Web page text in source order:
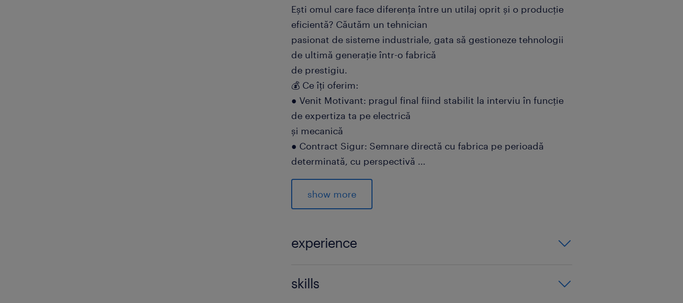
Ești omul care face diferența între un utilaj oprit și o producție
eficientă? Căutăm un tehnician
pasionat de sisteme industriale, gata să gestioneze tehnologii
de ultimă generație într-o fabrică
de prestigiu.
💰 Ce îți oferim:
● Venit Motivant: pragul final fiind stabilit la interviu în funcție
de expertiza ta pe electrică
și mecanică
● Contract Sigur: Semnare directă cu fabrica pe perioadă
determinată, cu perspectivă ...
sigură de prelungire pe perioadă nedeterminată.
● Program Stabil: 3 schimburi, de luni până vineri (weekend-uri
libere).
din aceeași zonă.
● Recrutare Rapidă: Interviu scurt (20-30 min), fără birocrație
prompt.
show more
experience
skills